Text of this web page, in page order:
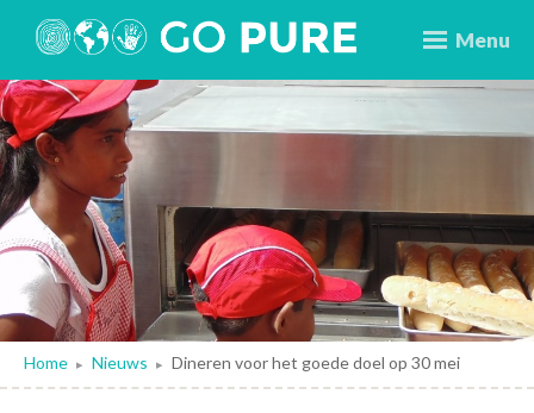
Menu
Home ▸ Nieuws ▸ Dineren voor het goede doel op 30 mei